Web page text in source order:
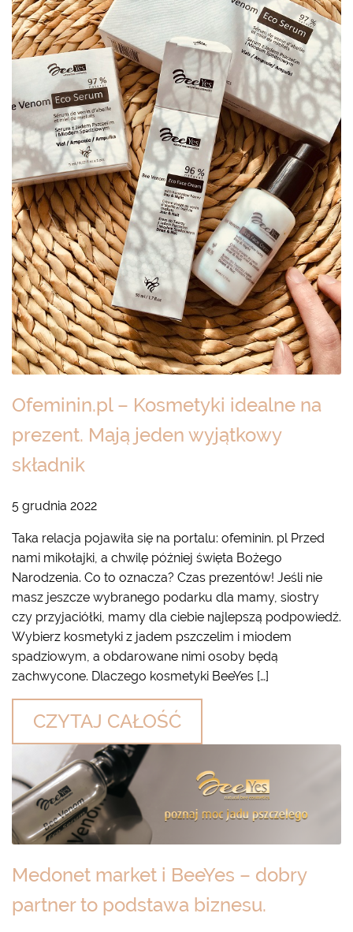
Ofeminin.pl – Kosmetyki idealne na
prezent. Mają jeden wyjątkowy
składnik
5 grudnia 2022
Taka relacja pojawiła się na portalu: ofeminin. pl Przed
nami mikołajki, a chwilę później święta Bożego
Narodzenia. Co to oznacza? Czas prezentów! Jeśli nie
masz jeszcze wybranego podarku dla mamy, siostry
czy przyjaciółki, mamy dla ciebie najlepszą podpowiedź.
Wybierz kosmetyki z jadem pszczelim i miodem
spadziowym, a obdarowane nimi osoby będą
zachwycone. Dlaczego kosmetyki BeeYes […]
CZYTAJ CAŁOŚĆ
Medonet market i BeeYes – dobry
partner to podstawa biznesu.